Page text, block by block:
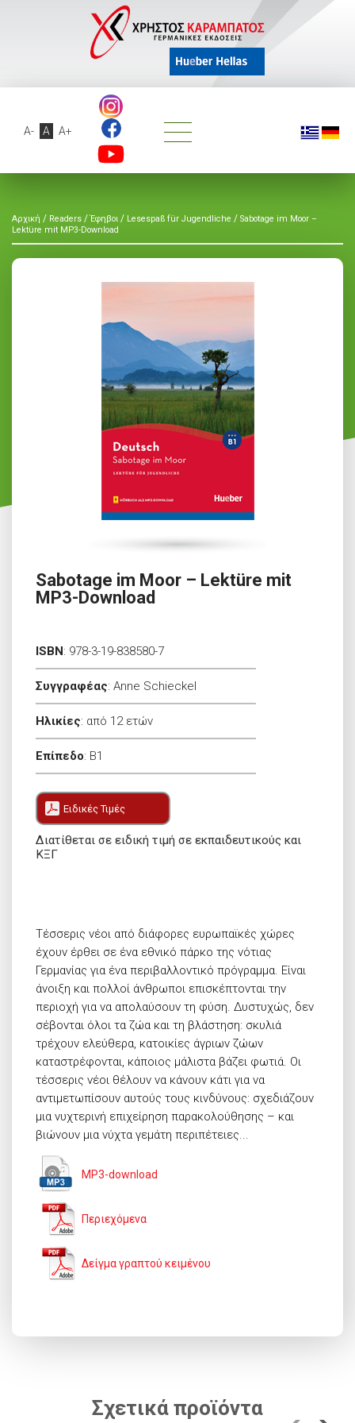
A- A A+
Αρχική / Readers / Έφηβοι / Lesespaß für Jugendliche / Sabotage im Moor –
Lektüre mit MP3-Download
Sabotage im Moor – Lektüre mit
MP3-Download
ISBN: 978-3-19-838580-7
Συγγραφέας: Anne Schieckel
Ηλικίες: από 12 ετών
Επίπεδο: B1
Ειδικές Τιμές
Διατίθεται σε ειδική τιμή σε εκπαιδευτικούς και
ΚΞΓ
Τέσσερις νέοι από διάφορες ευρωπαϊκές χώρες
έχουν έρθει σε ένα εθνικό πάρκο της νότιας
Γερμανίας για ένα περιβαλλοντικό πρόγραμμα. Είναι
άνοιξη και πολλοί άνθρωποι επισκέπτονται την
περιοχή για να απολαύσουν τη φύση. Δυστυχώς, δεν
σέβονται όλοι τα ζώα και τη βλάστηση: σκυλιά
τρέχουν ελεύθερα, κατοικίες άγριων ζώων
καταστρέφονται, κάποιος μάλιστα βάζει φωτιά. Οι
τέσσερις νέοι θέλουν να κάνουν κάτι για να
αντιμετωπίσουν αυτούς τους κινδύνους: σχεδιάζουν
μια νυχτερινή επιχείρηση παρακολούθησης – και
βιώνουν μια νύχτα γεμάτη περιπέτειες...
MP3-download
Περιεχόμενα
Δείγμα γραπτού κειμένου
Σχετικά προϊόντα